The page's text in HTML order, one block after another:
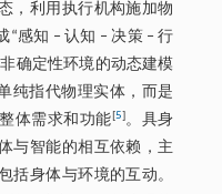
，利用执行机构施加物
感知 ‒ 认知 ‒ 决策 ‒ 行
确定性环境的动态建模
纯指代物理实体，而是
体需求和功能[5]。具身
与智能的相互依赖，主
括身体与环境的互动。